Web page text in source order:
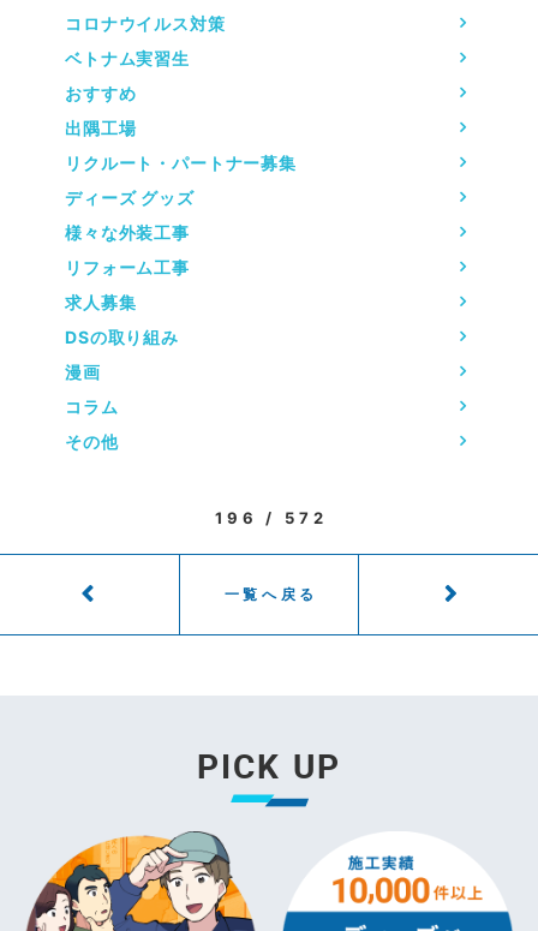
コロナウイルス対策
ベトナム実習生
おすすめ
出隅工場
リクルート・パートナー募集
ディーズ グッズ
様々な外装工事
リフォーム工事
求人募集
DSの取り組み
漫画
コラム
その他
196 / 572
一覧へ戻る
PICK UP